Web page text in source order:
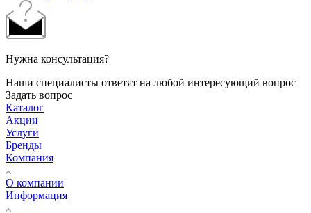
Нужна консультация?
Наши специалисты ответят на любой интересующий вопрос
Задать вопрос
Каталог
Акции
Услуги
Бренды
Компания
О компании
Информация